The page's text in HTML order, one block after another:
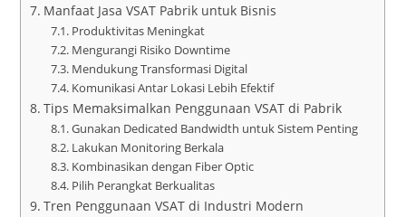
Manfaat Jasa VSAT Pabrik untuk Bisnis
Produktivitas Meningkat
Mengurangi Risiko Downtime
Mendukung Transformasi Digital
Komunikasi Antar Lokasi Lebih Efektif
Tips Memaksimalkan Penggunaan VSAT di Pabrik
Gunakan Dedicated Bandwidth untuk Sistem Penting
Lakukan Monitoring Berkala
Kombinasikan dengan Fiber Optic
Pilih Perangkat Berkualitas
Tren Penggunaan VSAT di Industri Modern